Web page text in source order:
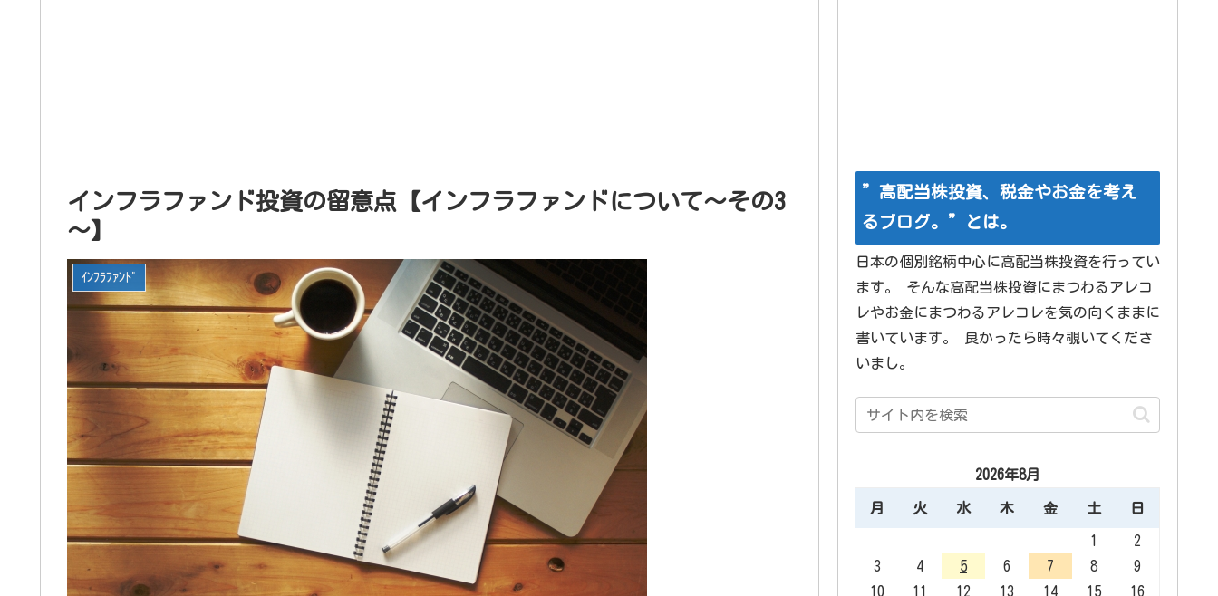
インフラファンド投資の留意点【インフラファンドについて～その3
～】
ｲﾝﾌﾗﾌｧﾝﾄﾞ
”高配当株投資、税金やお金を考え
るブログ。”とは。
日本の個別銘柄中心に高配当株投資を行ってい
ます。 そんな高配当株投資にまつわるアレコ
レやお金にまつわるアレコレを気の向くままに
書いています。 良かったら時々覗いてくださ
いまし。
2026年8月
月 火 水 木 金 土 日
1
2
3
4 5 6 7 8
9
10
11 12 13 14 15
16